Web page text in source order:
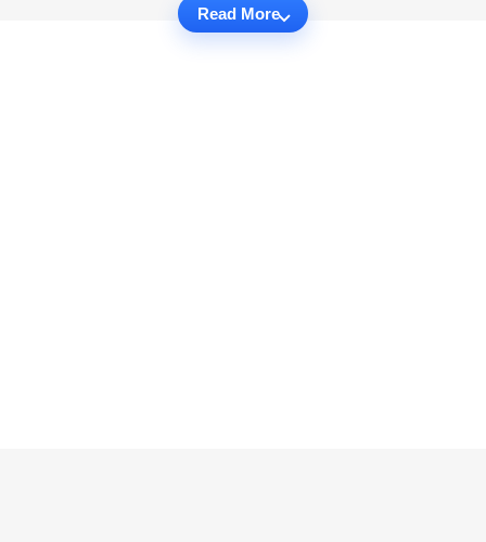
Read More